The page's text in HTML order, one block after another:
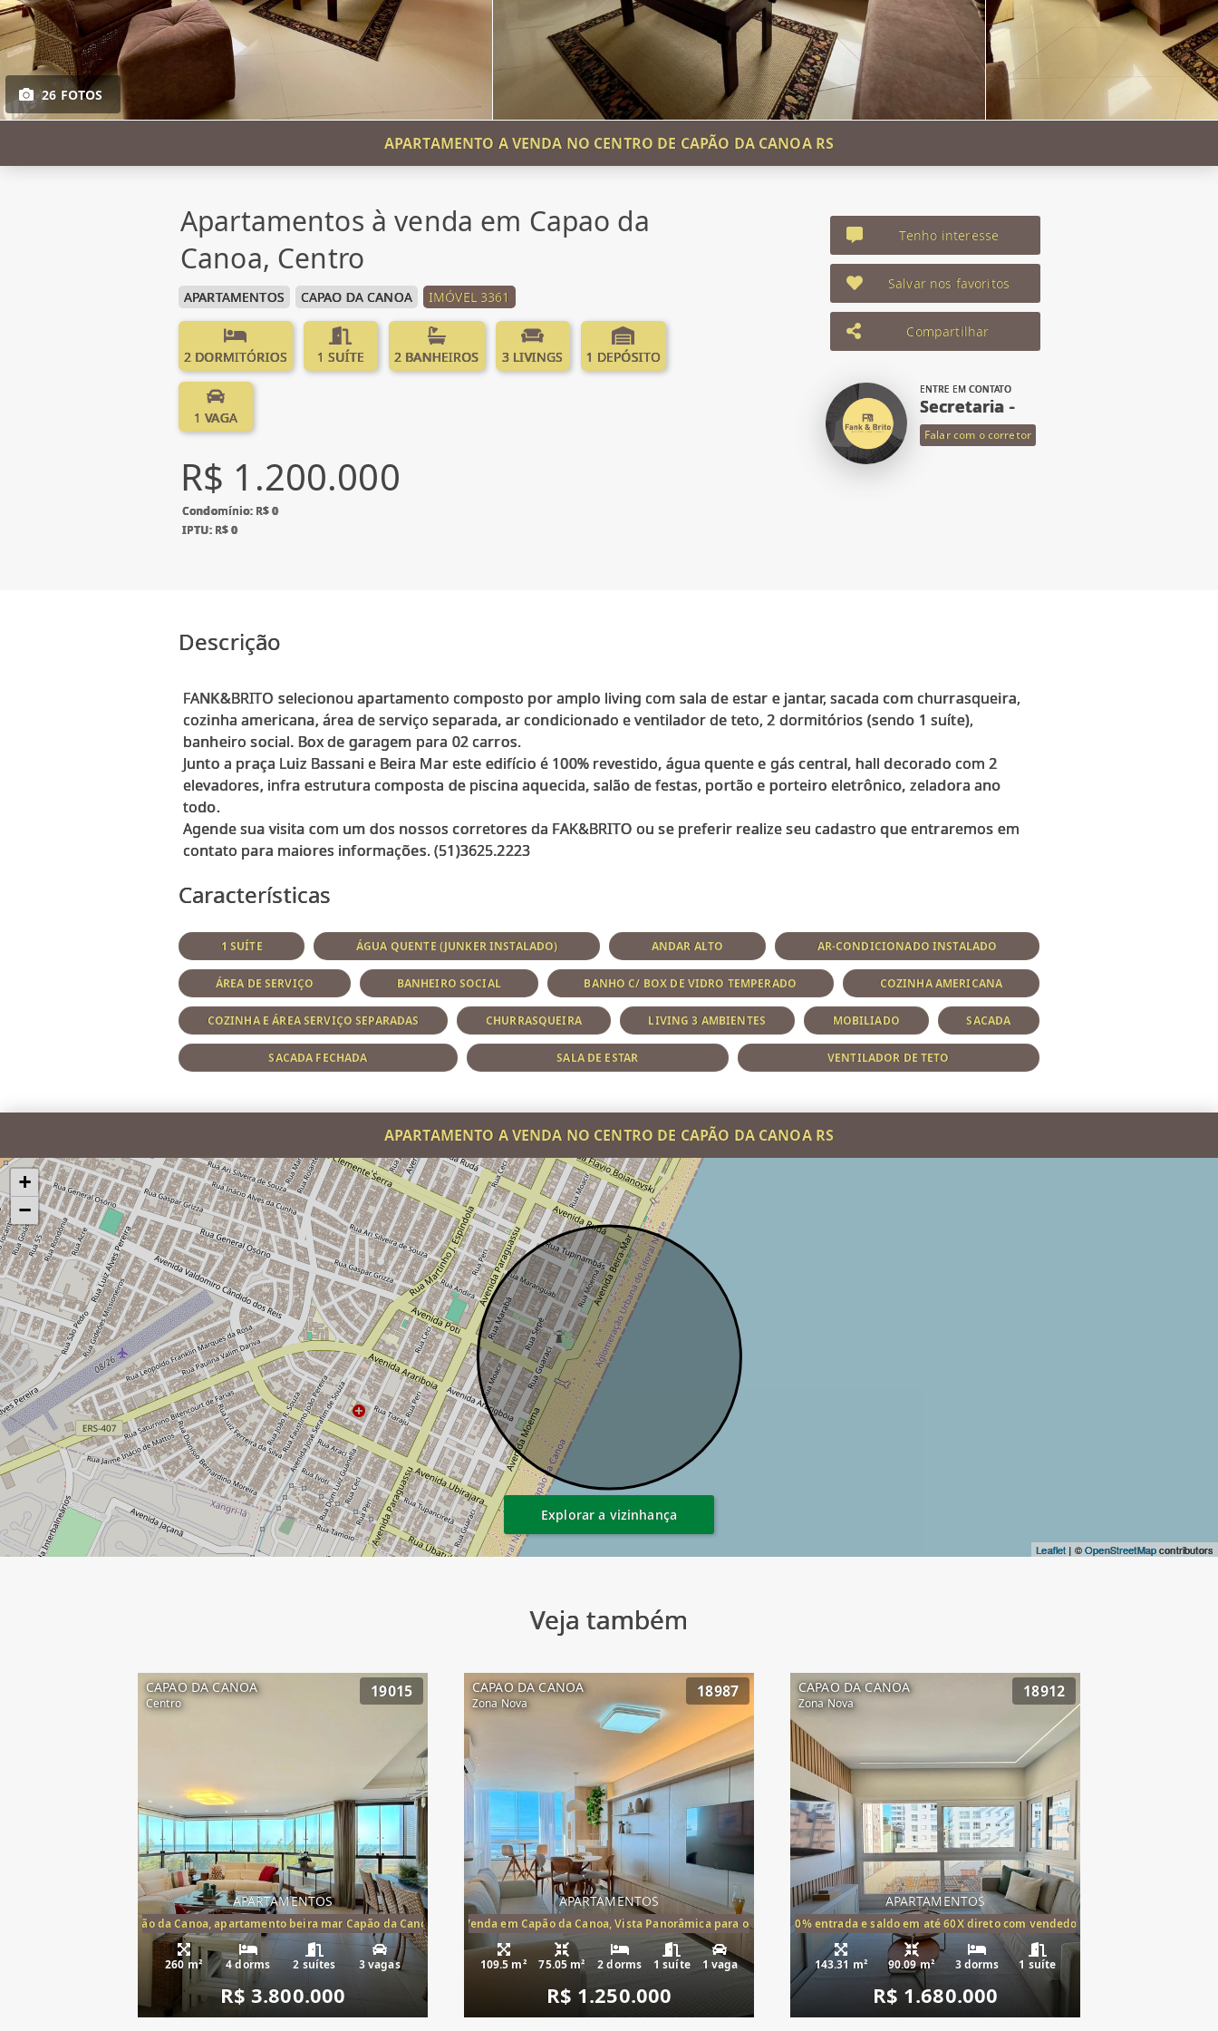
26 FOTOS
APARTAMENTO A VENDA NO CENTRO DE CAPÃO DA CANOA RS
Apartamentos à venda em Capao da
Canoa, Centro
APARTAMENTOS CAPAO DA CANOA IMÓVEL 3361
2 DORMITÓRIOS 1 SUÍTE 2 BANHEIROS 3 LIVINGS 1 DEPÓSITO
1 VAGA
R$ 1.200.000
Condomínio: R$ 0
IPTU: R$ 0
Tenho interesse
Salvar nos favoritos
Compartilhar
ENTRE EM CONTATO
Secretaria -
Falar com o corretor
Descrição
FANK&BRITO selecionou apartamento composto por amplo living com sala de estar e jantar, sacada com churrasqueira,
cozinha americana, área de serviço separada, ar condicionado e ventilador de teto, 2 dormitórios (sendo 1 suíte),
banheiro social. Box de garagem para 02 carros.
Junto a praça Luiz Bassani e Beira Mar este edifício é 100% revestido, água quente e gás central, hall decorado com 2
elevadores, infra estrutura composta de piscina aquecida, salão de festas, portão e porteiro eletrônico, zeladora ano
todo.
Agende sua visita com um dos nossos corretores da FAK&BRITO ou se preferir realize seu cadastro que entraremos em
Características
1 SUÍTE ÁGUA QUENTE (JUNKER INSTALADO) ANDAR ALTO AR-CONDICIONADO INSTALADO
ÁREA DE SERVIÇO BANHEIRO SOCIAL BANHO C/ BOX DE VIDRO TEMPERADO COZINHA AMERICANA
COZINHA E ÁREA SERVIÇO SEPARADAS CHURRASQUEIRA LIVING 3 AMBIENTES MOBILIADO SACADA
SACADA FECHADA SALA DE ESTAR VENTILADOR DE TETO
APARTAMENTO A VENDA NO CENTRO DE CAPÃO DA CANOA RS
+
−
Leaflet | ©OpenStreetMapcontributors
Explorar a vizinhança
Veja também
CAPAO DA CANOA
Centro
19015
APARTAMENTOS
frente mar Capão da Canoa, apartamento beira mar Capão da Canoa, apartamento à venda Cap
260 m² 4 dorms 2 suítes 3 vagas
R$ 3.800.000
CAPAO DA CANOA
Zona Nova
18987
APARTAMENTOS
Apartamento Beira-Mar à Venda em Capão da Canoa, Vista Panorâmica para o Mar, 2 Dormitórios,(1suíte)
109.5 m² 75.05 m² 2 dorms 1 suíte 1 vaga
R$ 1.250.000
CAPAO DA CANOA
Zona Nova
18912
APARTAMENTOS
20% entrada e saldo em até 60X direto com vendedor
143.31 m² 90.09 m² 3 dorms 1 suíte
R$ 1.680.000